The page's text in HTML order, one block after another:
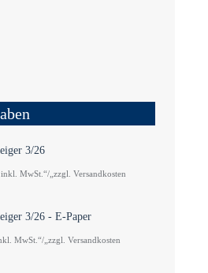
3/26
inkl. MwSt.“/„zzgl. Versandkosten
3/26 - E-Paper
MwSt.“/„zzgl. Versandkosten